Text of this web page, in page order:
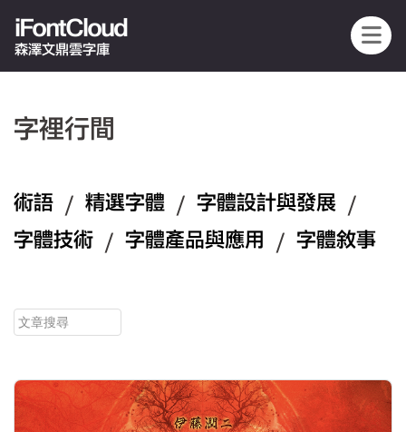
iFontCloud
森澤文鼎雲字庫
字裡行間
術語 / 精選字體 / 字體設計與發展 /
字體技術 / 字體產品與應用 / 字體敘事